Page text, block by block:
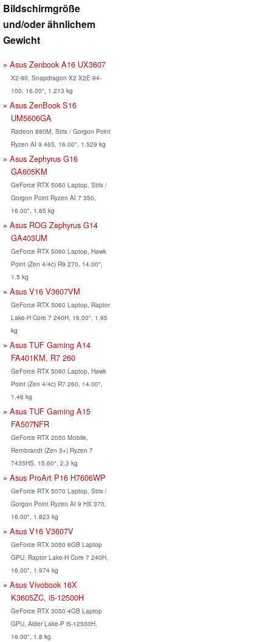
Bildschirmgröße
und/oder ähnlichem
Gewicht
Asus Zenbook A16 UX3607
X2-90, Snapdragon X2 X2E-94-
100, 16.00", 1.213 kg
Asus ZenBook S16
UM5606GA
Radeon 880M, Strix / Gorgon Point
Ryzen AI 9 465, 16.00", 1.529 kg
Asus Zephyrus G16
GA605KM
GeForce RTX 5060 Laptop, Strix /
Gorgon Point Ryzen AI 7 350,
16.00", 1.85 kg
Asus ROG Zephyrus G14
GA403UM
GeForce RTX 5060 Laptop, Hawk
Point (Zen 4/4c) R9 270, 14.00",
1.5 kg
Asus V16 V3607VM
GeForce RTX 5060 Laptop, Raptor
Lake-H Core 7 240H, 16.00", 1.95
kg
Asus TUF Gaming A14
FA401KM, R7 260
GeForce RTX 5060 Laptop, Hawk
Point (Zen 4/4c) R7 260, 14.00",
1.46 kg
Asus TUF Gaming A15
FA507NFR
GeForce RTX 2050 Mobile,
Rembrandt (Zen 3+) Ryzen 7
7435HS, 15.60", 2.3 kg
Asus ProArt P16 H7606WP
GeForce RTX 5070 Laptop, Strix /
Gorgon Point Ryzen AI 9 HX 370,
16.00", 1.823 kg
Asus V16 V3607V
GeForce RTX 3050 6GB Laptop
GPU, Raptor Lake-H Core 7 240H,
16.00", 1.974 kg
Asus Vivobook 16X
K3605ZC, i5-12500H
GeForce RTX 3050 4GB Laptop
GPU, Alder Lake-P i5-12500H,
16.00", 1.8 kg